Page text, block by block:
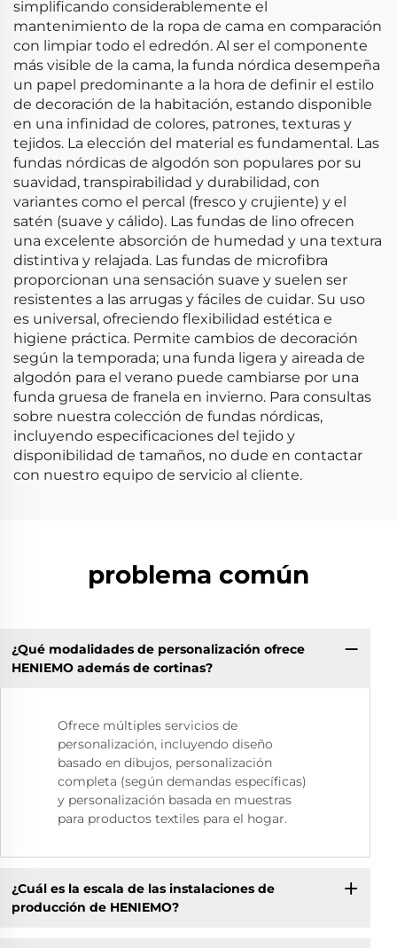
simplificando considerablemente el
mantenimiento de la ropa de cama en comparación
con limpiar todo el edredón. Al ser el componente
más visible de la cama, la funda nórdica desempeña
un papel predominante a la hora de definir el estilo
de decoración de la habitación, estando disponible
en una infinidad de colores, patrones, texturas y
tejidos. La elección del material es fundamental. Las
fundas nórdicas de algodón son populares por su
suavidad, transpirabilidad y durabilidad, con
variantes como el percal (fresco y crujiente) y el
satén (suave y cálido). Las fundas de lino ofrecen
una excelente absorción de humedad y una textura
distintiva y relajada. Las fundas de microfibra
proporcionan una sensación suave y suelen ser
resistentes a las arrugas y fáciles de cuidar. Su uso
es universal, ofreciendo flexibilidad estética e
higiene práctica. Permite cambios de decoración
según la temporada; una funda ligera y aireada de
algodón para el verano puede cambiarse por una
funda gruesa de franela en invierno. Para consultas
sobre nuestra colección de fundas nórdicas,
incluyendo especificaciones del tejido y
disponibilidad de tamaños, no dude en contactar
con nuestro equipo de servicio al cliente.
problema común
¿Qué modalidades de personalización ofrece
HENIEMO además de cortinas?
Ofrece múltiples servicios de
personalización, incluyendo diseño
basado en dibujos, personalización
completa (según demandas específicas)
y personalización basada en muestras
para productos textiles para el hogar.
¿Cuál es la escala de las instalaciones de
producción de HENIEMO?